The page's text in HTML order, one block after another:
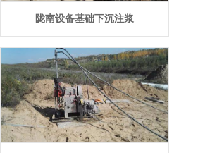
陇南设备基础下沉注浆